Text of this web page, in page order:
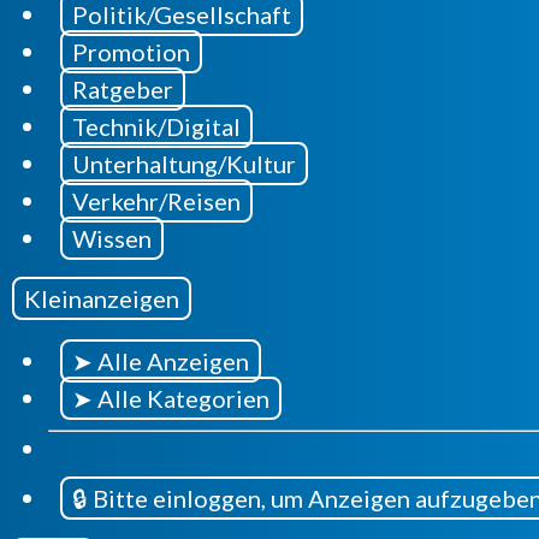
Politik/Gesellschaft
Promotion
Ratgeber
Technik/Digital
Unterhaltung/Kultur
Verkehr/Reisen
Wissen
Kleinanzeigen
➤ Alle Anzeigen
➤ Alle Kategorien
🔒 Bitte einloggen, um Anzeigen